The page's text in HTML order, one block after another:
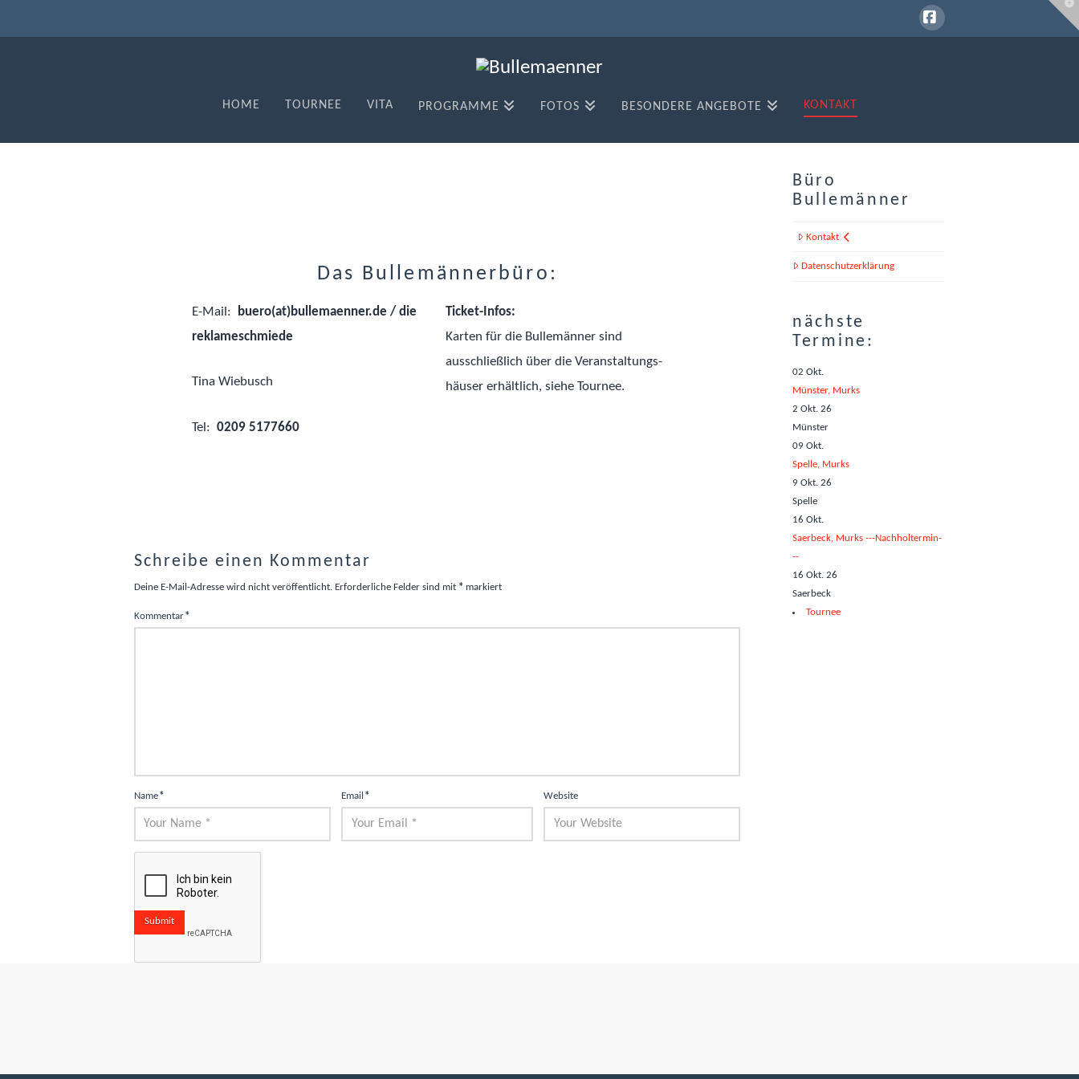
Facebook
HOME TOURNEE VITA PROGRAMME FOTOS BESONDERE ANGEBOTE KONTAKT
Das Bullemännerbüro:
E-Mail:
buero(at)bullemaenner.de / die
reklameschmiede
Tina Wiebusch
Tel: 0209 5177660
Ticket-Infos:
Karten für die Bullemänner sind
ausschließlich über die Ver­an­stal­tungs­­­
häuser erhält­lich, siehe Tournee.
Schreibe einen Kommentar
Deine E-Mail-Adresse wird nicht veröffentlicht. Erforderliche Felder sind mit * markiert
Kommentar*
Name* Email* Website
Büro
Bullemänner
Kontakt
Datenschutzerklärung
nächste
Termine:
02 Okt.
Münster, Murks
2 Okt. 26
Münster
09 Okt.
Spelle, Murks
9 Okt. 26
Spelle
16 Okt.
Saerbeck, Murks ---Nachholtermin-
--
16 Okt. 26
Saerbeck
Tournee